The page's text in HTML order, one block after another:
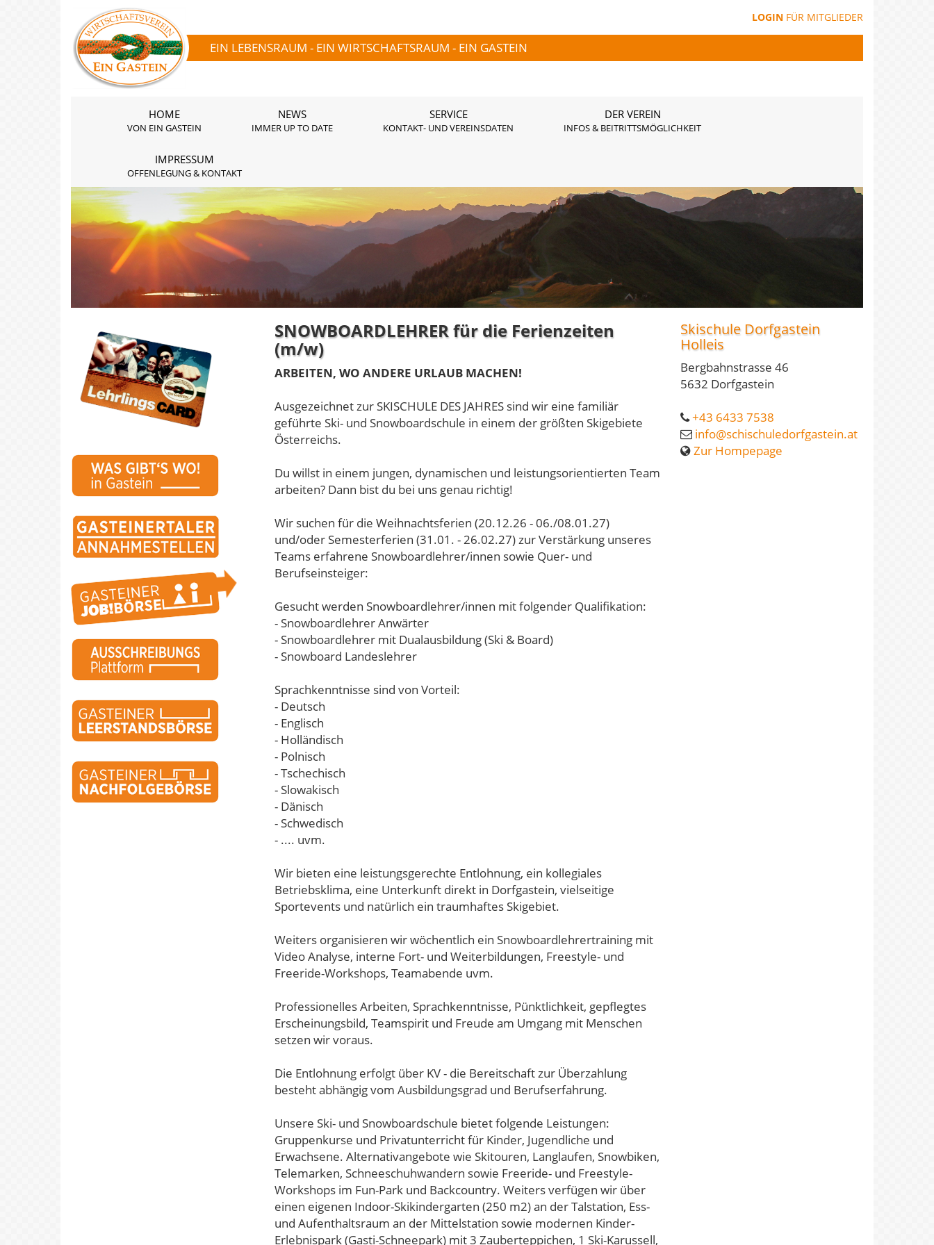
LOGIN FÜR MITGLIEDER
EIN LEBENSRAUM - EIN WIRTSCHAFTSRAUM - EIN GASTEIN
HOME
VON EIN GASTEIN
NEWS
IMMER UP TO DATE
SERVICE
KONTAKT- UND VEREINSDATEN
DER VEREIN
INFOS & BEITRITTSMÖGLICHKEIT
IMPRESSUM
OFFENLEGUNG & KONTAKT
SNOWBOARDLEHRER für die Ferienzeiten
(m/w)
ARBEITEN, WO ANDERE URLAUB MACHEN!
Ausgezeichnet zur SKISCHULE DES JAHRES sind wir eine familiär
geführte Ski- und Snowboardschule in einem der größten Skigebiete
Österreichs.
Du willst in einem jungen, dynamischen und leistungsorientierten Team
arbeiten? Dann bist du bei uns genau richtig!
Wir suchen für die Weihnachtsferien (20.12.26 - 06./08.01.27)
und/oder Semesterferien (31.01. - 26.02.27) zur Verstärkung unseres
Teams erfahrene Snowboardlehrer/innen sowie Quer- und
Berufseinsteiger:
Gesucht werden Snowboardlehrer/innen mit folgender Qualifikation:
- Snowboardlehrer Anwärter
- Snowboardlehrer mit Dualausbildung (Ski & Board)
- Snowboard Landeslehrer
Sprachkenntnisse sind von Vorteil:
- Deutsch
- Englisch
- Holländisch
- Polnisch
- Tschechisch
- Slowakisch
- Dänisch
- Schwedisch
- .... uvm.
Wir bieten eine leistungsgerechte Entlohnung, ein kollegiales
Betriebsklima, eine Unterkunft direkt in Dorfgastein, vielseitige
Sportevents und natürlich ein traumhaftes Skigebiet.
Weiters organisieren wir wöchentlich ein Snowboardlehrertraining mit
Video Analyse, interne Fort- und Weiterbildungen, Freestyle- und
Freeride-Workshops, Teamabende uvm.
Professionelles Arbeiten, Sprachkenntnisse, Pünktlichkeit, gepflegtes
Erscheinungsbild, Teamspirit und Freude am Umgang mit Menschen
setzen wir voraus.
Die Entlohnung erfolgt über KV - die Bereitschaft zur Überzahlung
besteht abhängig vom Ausbildungsgrad und Berufserfahrung.
Unsere Ski- und Snowboardschule bietet folgende Leistungen:
Gruppenkurse und Privatunterricht für Kinder, Jugendliche und
Erwachsene. Alternativangebote wie Skitouren, Langlaufen, Snowbiken,
Telemarken, Schneeschuhwandern sowie Freeride- und Freestyle-
Workshops im Fun-Park und Backcountry. Weiters verfügen wir über
einen eigenen Indoor-Skikindergarten (250 m2) an der Talstation, Ess-
und Aufenthaltsraum an der Mittelstation sowie modernen Kinder-
Erlebnispark (Gasti-Schneepark) mit 3 Zauberteppichen, 1 Ski-Karussell,
Skischule Dorfgastein
Holleis
Bergbahnstrasse 46
5632 Dorfgastein
+43 6433 7538
info@schischuledorfgastein.at
Zur Hompepage